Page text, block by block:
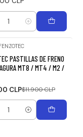
FENZOTEC
PASTILLAS DE FRENO
MT8 / MT4 / M2 /
CLP$11.900 CLP